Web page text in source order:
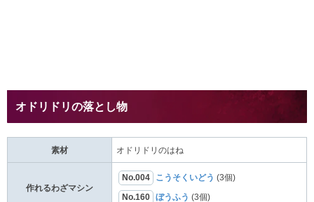
オドリドリの落とし物
素材 オドリドリのはね
作れるわざマシン
No.004 こうそくいどう (3個)
No.160 ぼうふう (3個)